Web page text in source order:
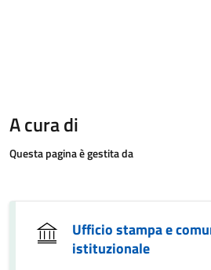
A cura di
Questa pagina è gestita da
Ufficio stampa e
istituzionale